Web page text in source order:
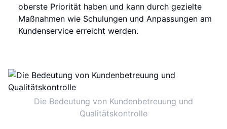
oberste Priorität haben und kann durch gezielte
Maßnahmen wie Schulungen und Anpassungen am
Kundenservice erreicht werden.
Die Bedeutung von Kundenbetreuung und
Qualitätskontrolle